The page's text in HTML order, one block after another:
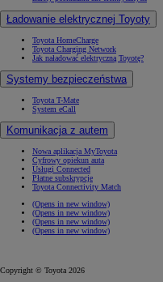
Ładowanie elektrycznej Toyoty
Toyota HomeCharge
Toyota Charging Network
Jak naładować elektryczną Toyotę?
Systemy bezpieczeństwa
Toyota T-Mate
System eCall
Komunikacja z autem
Nowa aplikacja MyToyota
Cyfrowy opiekun auta
Usługi Connected
Płatne subskrypcje
Toyota Connectivity Match
(Opens in new window)
(Opens in new window)
(Opens in new window)
(Opens in new window)
Copyright © Toyota 2026